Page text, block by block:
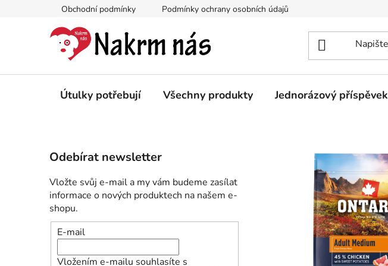
Obchodní podmínky Podmínky ochrany osobních údajů
Útulky potřebují Všechny produkty Jednorázový příspěvek
o
s
t
r
a
Odebírat newsletter
Vložte svůj e-mail a my vám budeme zasílat
informace o nových produktech na našem e-
shopu.
E-mail
Vložením e-mailu souhlasíte s